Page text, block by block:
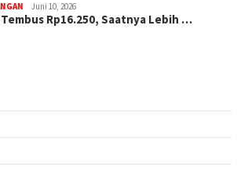
Juni 10, 2026
Rp16.250, Saatnya Lebih …